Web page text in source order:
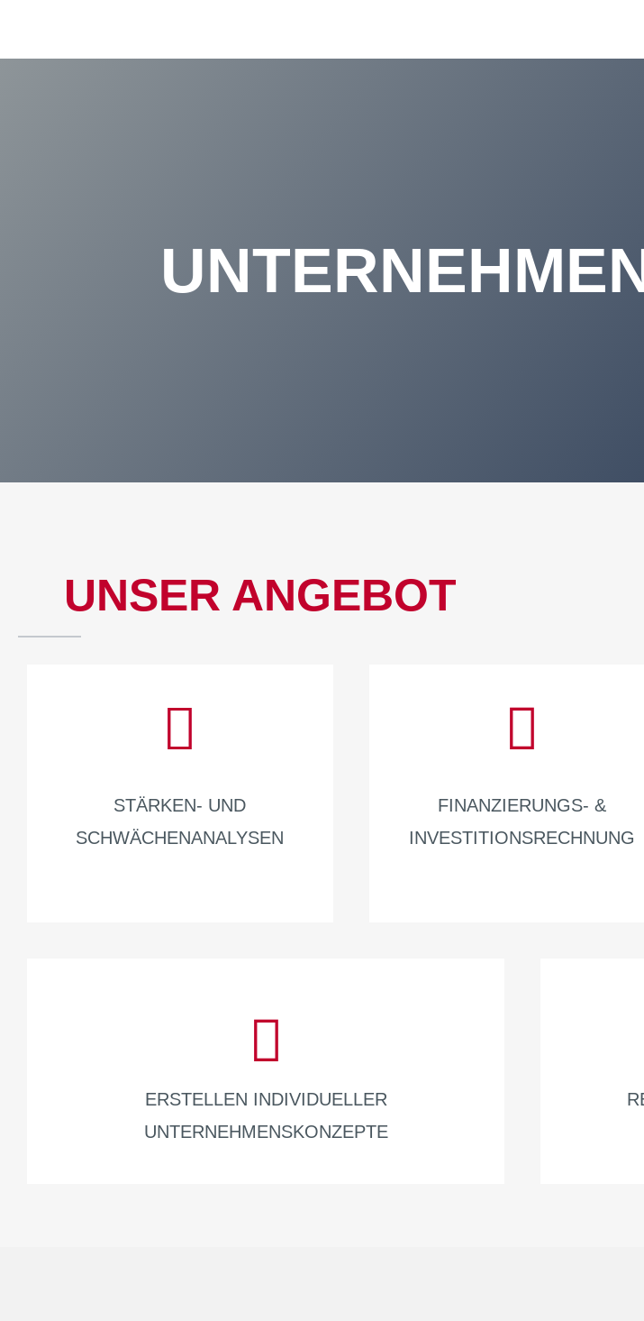
UNSER ANGEBOT
STÄRKEN- UND
SCHWÄCHENANALYSEN
FINANZIERUNGS- &
INVESTITIONSRECHNUNG
ERSTELLEN INDIVIDUELLER
UNTERNEHMENSKONZEPTE